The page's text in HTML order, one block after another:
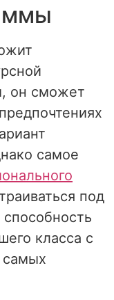
он сможет
самое
под
класса с
самых